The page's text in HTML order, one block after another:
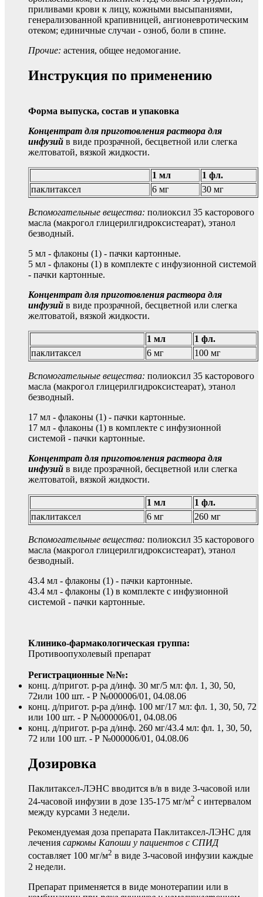
приливами крови к лицу, кожными высыпаниями,
генерализованной крапивницей, ангионевротическим
отеком; единичные случаи - озноб, боли в спине.
Прочие: астения, общее недомогание.
Инструкция по применению
Форма выпуска, состав и упаковка
Концентрат для приготовления раствора для
инфузий в виде прозрачной, бесцветной или слегка
желтоватой, вязкой жидкости.
1 мл
1 фл.
паклитаксел
6 мг 30 мг
Вспомогательные вещества: полиоксил 35 касторового
масла (макрогол глицерилгидроксистеарат), этанол
безводный.
5 мл - флаконы (1) - пачки картонные.
5 мл - флаконы (1) в комплекте с инфузионной системой
- пачки картонные.
Концентрат для приготовления раствора для
инфузий в виде прозрачной, бесцветной или слегка
желтоватой, вязкой жидкости.
1 мл
1 фл.
паклитаксел
6 мг 100 мг
Вспомогательные вещества: полиоксил 35 касторового
масла (макрогол глицерилгидроксистеарат), этанол
безводный.
17 мл - флаконы (1) - пачки картонные.
17 мл - флаконы (1) в комплекте с инфузионной
системой - пачки картонные.
Концентрат для приготовления раствора для
инфузий в виде прозрачной, бесцветной или слегка
желтоватой, вязкой жидкости.
1 мл
1 фл.
паклитаксел
6 мг 260 мг
Вспомогательные вещества: полиоксил 35 касторового
масла (макрогол глицерилгидроксистеарат), этанол
безводный.
43.4 мл - флаконы (1) - пачки картонные.
43.4 мл - флаконы (1) в комплекте с инфузионной
системой - пачки картонные.
Клинико-фармакологическая группа:
Противоопухолевый препарат
Регистрационные №№:
конц. д/пригот. р-ра д/инф. 30 мг/5 мл: фл. 1, 30, 50,
72или 100 шт. - Р №000006/01, 04.08.06
конц. д/пригот. р-ра д/инф. 100 мг/17 мл: фл. 1, 30, 50, 72
или 100 шт. - Р №000006/01, 04.08.06
конц. д/пригот. р-ра д/инф. 260 мг/43.4 мл: фл. 1, 30, 50,
72 или 100 шт. - Р №000006/01, 04.08.06
Дозировка
Паклитаксел-ЛЭНС вводится в/в в виде 3-часовой или
24-часовой инфузии в дозе 135-175 мг/м2 с интервалом
между курсами 3 недели.
Рекомендуемая доза препарата Паклитаксел-ЛЭНС для
лечения саркомы Капоши у пациентов с СПИД
составляет 100 мг/м2 в виде 3-часовой инфузии каждые
2 недели.
Препарат применяется в виде монотерапии или в